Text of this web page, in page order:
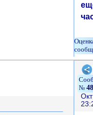
48